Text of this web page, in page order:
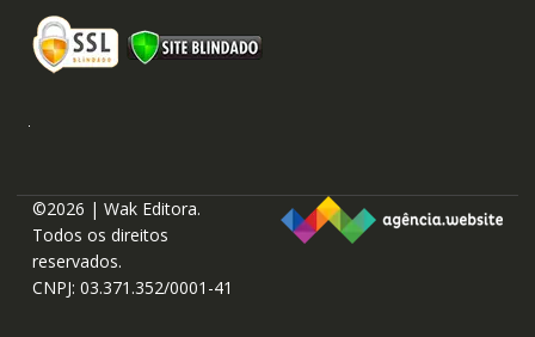
©2026 | Wak Editora.
Todos os direitos
reservados.
CNPJ: 03.371.352/0001-41